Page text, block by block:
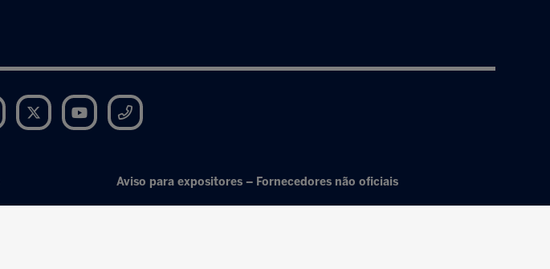
Facebook Twitter YouTube
Aviso para expositores – Fornecedores não oficiais